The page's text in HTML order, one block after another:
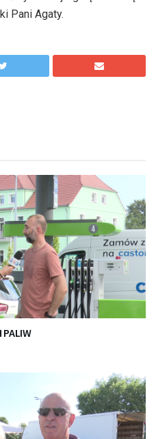
Pani Agaty.
PALIW